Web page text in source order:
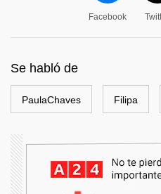
Facebook
Se habló de
PaulaChaves Filipa